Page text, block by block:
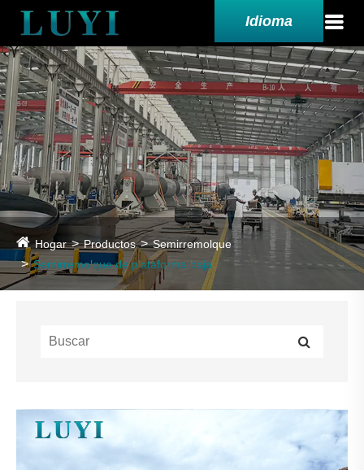
Idioma
Hogar Productos
Semirremolque
Semirremolque de plataforma baja